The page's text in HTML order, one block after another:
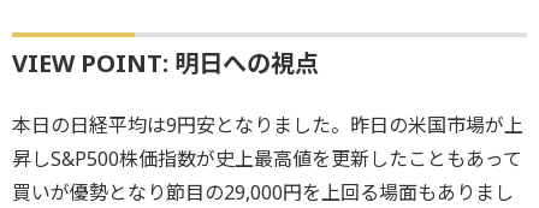
VIEW POINT: 明日への視点
本日の日経平均は9円安となりました。昨日の米国市場が上
昇しS&P500株価指数が史上最高値を更新したこともあって
買いが優勢となり節目の29,000円を上回る場面もありまし